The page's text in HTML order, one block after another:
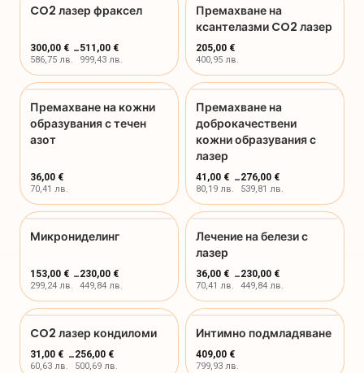
CO2 лазер фраксел
300,00 €
586,75 лв.
-511,00 €
999,43 лв.
Премахване на
ксантелазми CO2 лазер
205,00 €
400,95 лв.
Премахване на кожни
образувания с течен
азот
36,00 €
70,41 лв.
Премахване на
доброкачествени
кожни образувания с
лазер
41,00 €
80,19 лв.
-276,00 €
539,81 лв.
Микрониделинг
153,00 €
299,24 лв.
-230,00 €
449,84 лв.
Лечение на белези с
лазер
36,00 €
70,41 лв.
-230,00 €
449,84 лв.
CO2 лазер кондиломи
31,00 €
60,63 лв.
-256,00 €
500,69 лв.
Интимно подмладяване
409,00 €
799,93 лв.